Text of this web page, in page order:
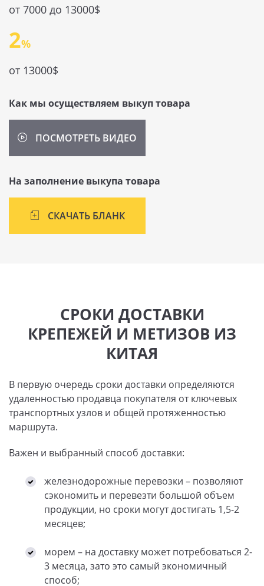
от 7000 до 13000$
2
от 13000$
Как мы осуществляем выкуп товара
ПОСМОТРЕТЬ ВИДЕО
На заполнение выкупа товара
СКАЧАТЬ БЛАНК
СРОКИ ДОСТАВКИ
КРЕПЕЖЕЙ И МЕТИЗОВ ИЗ
КИТАЯ
В первую очередь сроки доставки определяются
удаленностью продавца покупателя от ключевых
транспортных узлов и общей протяженностью
маршрута.
Важен и выбранный способ доставки:
железнодорожные перевозки – позволяют
сэкономить и перевезти большой объем
продукции, но сроки могут достигать 1,5-2
месяцев;
морем – на доставку может потребоваться 2-
3 месяца, зато это самый экономичный
способ;